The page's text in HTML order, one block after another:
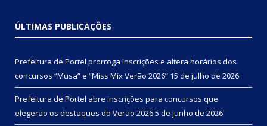
ÚLTIMAS PUBLICAÇÕES
Prefeitura de Portel prorroga inscrições e altera horários dos
concursos “Musa” e “Miss Mix Verão 2026” 15 de julho de 2026
Prefeitura de Portel abre inscrições para concursos que
elegerão os destaques do Verão 20265 de junho de 2026